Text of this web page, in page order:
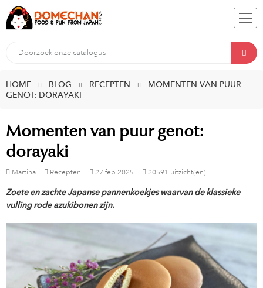
HOME BLOG RECEPTEN
MOMENTEN VAN PUUR
GENOT: DORAYAKI
Momenten van puur genot:
dorayaki
Martina Recepten 27 feb 2025 20591 uitzicht(en)
Zoete en zachte Japanse pannenkoekjes waarvan de klassieke
vulling rode azukibonen zijn.